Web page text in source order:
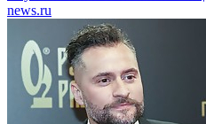
news.ru